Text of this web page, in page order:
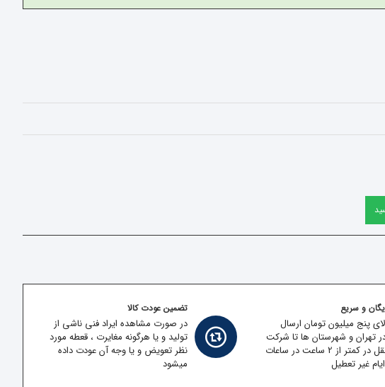
و سریع
پنج میلیون تومان ارسال
تهران و شهرستان ها تا شرکت
حمل ونقل در کمتر از 2 ساعت در ساعات
غیر تعطیل
تضمین عودت کالا
در صورت مشاهده ایراد فنی ناشی از
تولید و یا هرگونه مغایرت ، قعطه مورد
نظر تعویض و یا وجه آن عودت داده
میشود